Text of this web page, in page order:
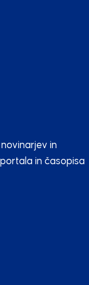
in
in časopisa